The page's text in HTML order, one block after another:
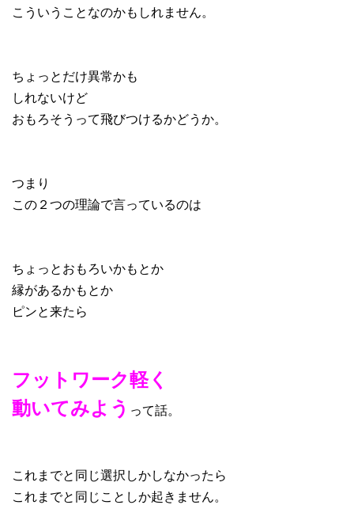
こういうことなのかもしれません。
ちょっとだけ異常かも
しれないけど
おもろそうって飛びつけるかどうか。
つまり
この２つの理論で言っているのは
ちょっとおもろいかもとか
縁があるかもとか
ピンと来たら
フットワーク軽く
動いてみよう って話。
これまでと同じ選択しかしなかったら
これまでと同じことしか起きません。